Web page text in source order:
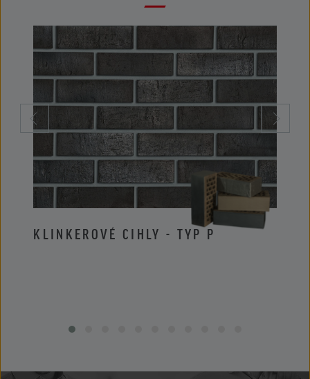
KLINKEROVÉ CIHLY - TYP P